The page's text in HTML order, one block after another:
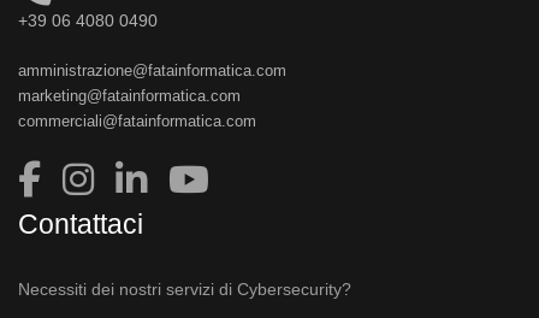
+39 06 4080 0490
amministrazione@fatainformatica.com
marketing@fatainformatica.com
commerciali@fatainformatica.com
Contattaci
Necessiti dei nostri servizi di Cybersecurity?